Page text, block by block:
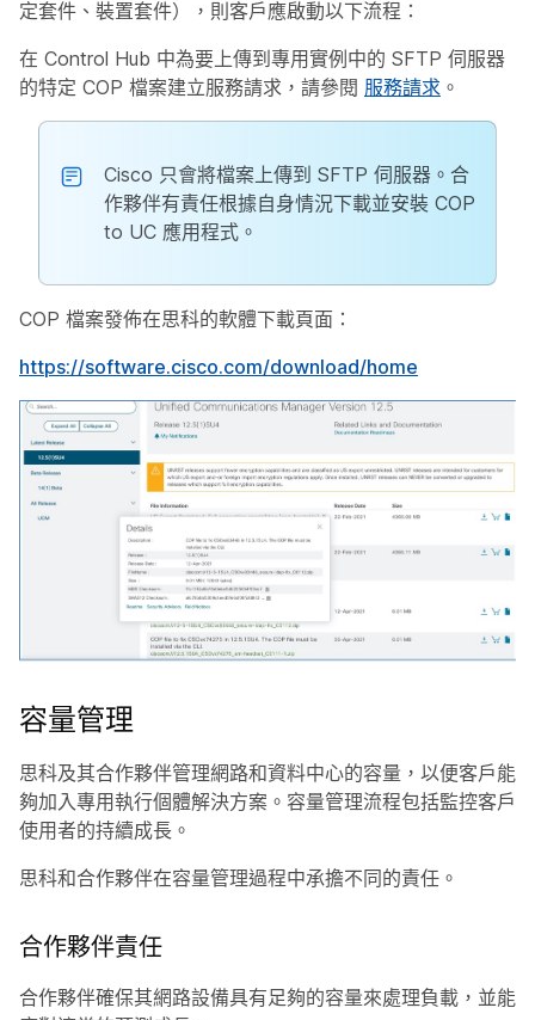
定套件、裝置套件），則客戶應啟動以下流程：
在 Control Hub 中為要上傳到專用實例中的 SFTP 伺服器
的特定 COP 檔案建立服務請求，請參閱 服務請求 。
Cisco 只會將檔案上傳到 SFTP 伺服器。合
作夥伴有責任根據自身情況下載並安裝 COP
to UC 應用程式。
COP 檔案發佈在思科的軟體下載頁面：
https://software.cisco.com/download/home
容量管理
思科及其合作夥伴管理網路和資料中心的容量，以便客戶能
夠加入專用執行個體解決方案。容量管理流程包括監控客戶
使用者的持續成長。
思科和合作夥伴在容量管理過程中承擔不同的責任。
合作夥伴責任
合作夥伴確保其網路設備具有足夠的容量來處理負載，並能